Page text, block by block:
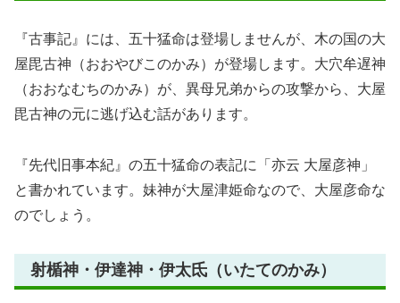
『古事記』には、五十猛命は登場しませんが、木の国の大
屋毘古神（おおやびこのかみ）が登場します。大穴牟遅神
（おおなむちのかみ）が、異母兄弟からの攻撃から、大屋
毘古神の元に逃げ込む話があります。
『先代旧事本紀』の五十猛命の表記に「亦云 大屋彦神」
と書かれています。妹神が大屋津姫命なので、大屋彦命な
のでしょう。
射楯神・伊達神・伊太氐（いたてのかみ）